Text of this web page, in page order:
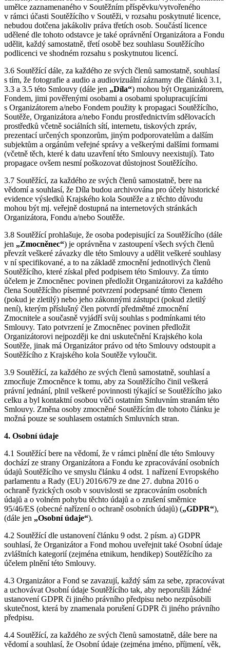
umělce zaznamenaného v Soutěžním příspěvku/vytvořeného
v rámci účasti Soutěžícího v Soutěži, v rozsahu poskytnuté licence,
nebudou dotčena jakákoliv práva třetích osob. Součástí licence
udělené dle tohoto odstavce je také oprávnění Organizátora a Fondu
udělit, každý samostatně, třetí osobě bez souhlasu Soutěžícího
podlicenci ve shodném rozsahu s poskytnutou licencí.
3.6 Soutěžící dále, za každého ze svých členů samostatně, souhlasí
s tím, že fotografie a audio a audiovizuální záznamy dle článků 3.1,
3.3 a 3.5 této Smlouvy (dále jen „Díla“) mohou být Organizátorem,
Fondem, jimi pověřenými osobami a osobami spolupracujícími
s Organizátorem a/nebo Fondem použity k propagaci Soutěžícího,
Soutěže, Organizátora a/nebo Fondu prostřednictvím sdělovacích
prostředků včetně sociálních sítí, internetu, tiskových zpráv,
prezentací určených sponzorům, jiným podporovatelům a dalším
subjektům a orgánům veřejné správy a veškerými dalšími formami
(včetně těch, které k datu uzavření této Smlouvy neexistují). Tato
propagace ovšem nesmí poškozovat důstojnost Soutěžícího.
3.7 Soutěžící, za každého ze svých členů samostatně, bere na
vědomí a souhlasí, že Díla budou archivována pro účely historické
evidence výsledků Krajského kola Soutěže a z těchto důvodu
mohou být mj. veřejně dostupná na internetových stránkách
Organizátora, Fondu a/nebo Soutěže.
3.8 Soutěžící prohlašuje, že osoba podepisující za Soutěžícího (dále
jen „Zmocněnec“) je oprávněna v zastoupení všech svých členů
převzít veškeré závazky dle této Smlouvy a udělit veškeré souhlasy
v ní specifikované, a to na základě zmocnění jednotlivých členů
Soutěžícího, které získal před podpisem této Smlouvy. Za tímto
účelem je Zmocněnec povinen předložit Organizátorovi za každého
člena Soutěžícího písemné potvrzení podepsané tímto členem
(pokud je zletilý) nebo jeho zákonnými zástupci (pokud zletilý
není), kterým příslušný člen potvrdí předmětné zmocnění
Zmocnitele a současně vyjádří svůj souhlas s podmínkami této
Smlouvy. Tato potvrzení je Zmocněnec povinen předložit
Organizátorovi nejpozději ke dni uskutečnění Krajského kola
Soutěže, jinak má Organizátor právo od této Smlouvy odstoupit a
Soutěžícího z Krajského kola Soutěže vyloučit.
3.9 Soutěžící, za každého ze svých členů samostatně, souhlasí a
zmocňuje Zmocněnce k tomu, aby za Soutěžícího činil veškerá
právní jednání, plnil veškeré povinnosti týkající se Soutěžícího jako
celku a byl kontaktní osobou vůči ostatním Smluvním stranám této
Smlouvy. Změna osoby zmocněné Soutěžícím dle tohoto článku je
možná pouze se souhlasem ostatních Smluvních stran.
4. Osobní údaje
4.1 Soutěžící bere na vědomí, že v rámci plnění dle této Smlouvy
dochází ze strany Organizátora a Fondu ke zpracovávání osobních
údajů Soutěžícího ve smyslu článku 4 odst. 1 nařízení Evropského
parlamentu a Rady (EU) 2016/679 ze dne 27. dubna 2016 o
ochraně fyzických osob v souvislosti se zpracováním osobních
údajů a o volném pohybu těchto údajů a o zrušení směrnice
95/46/ES (obecné nařízení o ochraně osobních údajů) („GDPR“),
(dále jen „Osobní údaje“).
4.2 Soutěžící dle ustanovení článku 9 odst. 2 písm. a) GDPR
souhlasí, že Organizátor a Fond mohou uveřejnit také Osobní údaje
zvláštních kategorií (zejména etnikum, hendikep) Soutěžícího za
účelem plnění této Smlouvy.
4.3 Organizátor a Fond se zavazují, každý sám za sebe, zpracovávat
a uchovávat Osobní údaje Soutěžícího tak, aby neporušili žádné
ustanovení GDPR či jiného právního předpisu nebo nezpůsobili
skutečnost, která by znamenala porušení GDPR či jiného právního
předpisu.
4.4 Soutěžící, za každého ze svých členů samostatně, dále bere na
vědomí a souhlasí, že Osobní údaje (zejména jméno, příjmení, věk,